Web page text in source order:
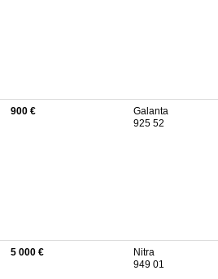
900 €
Galanta
925 52
5 000 €
Nitra
949 01